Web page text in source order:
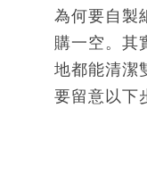
為何要自製
購一空。其
地都能清潔
要留意以下